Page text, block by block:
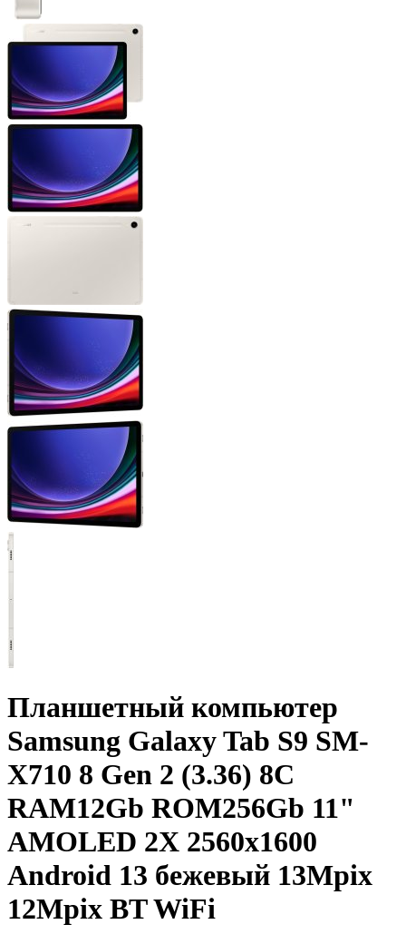
Планшетный компьютер
Samsung Galaxy Tab S9 SM-
X710 8 Gen 2 (3.36) 8C
RAM12Gb ROM256Gb 11"
AMOLED 2X 2560x1600
Android 13 бежевый 13Mpix
12Mpix BT WiFi